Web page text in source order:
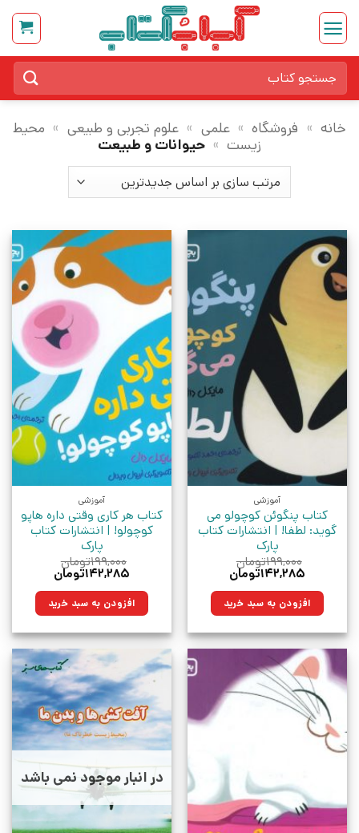
Skip
content
برای:
خانه » فروشگاه » علمی » علوم تجربی و طبیعی » محیط
زیست » حیوانات و طبیعت
آموزشی
کتاب پنگوئن کوچولو می
گوید: لطفا! | انتشارات کتاب
پارک
۱۹۹,۰۰۰تومان
قیمت
۱۹۹,۰۰۰تومان
بود.
۱۴۲,۲۸۵تومان
۱۴۲,۲۸۵تومان.افزودن به سبد خرید
آموزشی
کتاب هر کاری وقتی داره هاپو
کوچولو! | انتشارات کتاب
پارک
۱۹۹,۰۰۰تومان
قیمت
۱۹۹,۰۰۰تومان
بود.
۱۴۲,۲۸۵تومان
۱۴۲,۲۸۵تومان.افزودن به سبد خرید
در انبار موجود نمی باشد